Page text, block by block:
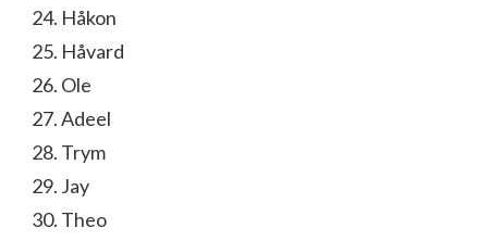
24. Håkon
25. Håvard
26. Ole
27. Adeel
28. Trym
29. Jay
30. Theo